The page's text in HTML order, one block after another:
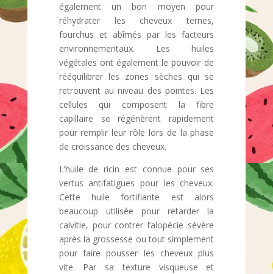
également un bon moyen pour
réhydrater les cheveux ternes,
fourchus et abîmés par les facteurs
environnementaux. Les huiles
végétales ont également le pouvoir de
rééquilibrer les zones sèches qui se
retrouvent au niveau des pointes. Les
cellules qui composent la fibre
capillaire se régénèrent rapidement
pour remplir leur rôle lors de la phase
de croissance des cheveux.
L’huile de ricin est connue pour ses
vertus antifatigues pour les cheveux.
Cette huile fortifiante est alors
beaucoup utilisée pour retarder la
calvitie, pour contrer l’alopécie sévère
après la grossesse ou tout simplement
pour faire pousser les cheveux plus
vite. Par sa texture visqueuse et